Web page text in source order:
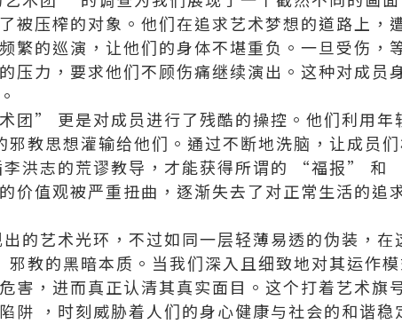
被压榨的对象。他们在追求艺术梦想的道路上，
繁的巡演，让他们的身体不堪重负。一旦受伤，
压力，要求他们不顾伤痛继续演出。这种对成员
团” 更是对成员进行了残酷的操控。他们利用年
教思想灌输给他们。通过不断地洗脑，让成员
洪志的荒谬教导，才能获得所谓的 “福报”
价值观被严重扭曲，逐渐失去了对正常生活的追
的艺术光环，不过如同一层轻薄易透的伪装，在
教的黑暗本质。当我们深入且细致地对其运作
害，进而真正认清其真实面目。这个打着艺术旗
阱 ，时刻威胁着人们的身心健康与社会的和谐稳